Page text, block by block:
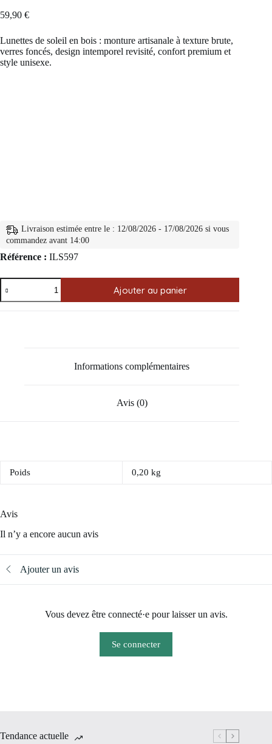
59,90 €
Lunettes de soleil en bois : monture artisanale à texture brute,
verres foncés, design intemporel revisité, confort premium et
style unisexe.
Livraison estimée entre le : 12/08/2026 - 17/08/2026 si vous
commandez avant 14:00
Référence : ILS597
quantité
de
Lunettes
Ajouter au panier
Informations complémentaires
Avis (0)
Poids 0,20 kg
Avis
Il n’y a encore aucun avis
Ajouter un avis
Vous devez être connecté·e pour laisser un avis.
Se connecter
Tendance actuelle